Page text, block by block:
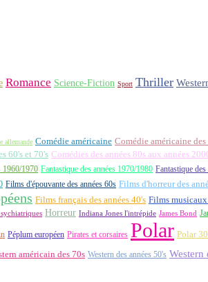
Romance Science-Fiction Sport Thriller
allemande Comédie américaine Comédie américaine des
60's et 70's Comédies des années 80s aux années
1960/1970 Fantastique des années 1970/1980 Fantastique
Films d'épouvante des années 60s Films d'horreur des
Films français des années 40's Films musicaux
Horreur Indiana Jones l'intrépide James Bond
Péplum européen Pirates et corsaires Polar Polar
américain des 70s Western des années 50's Western